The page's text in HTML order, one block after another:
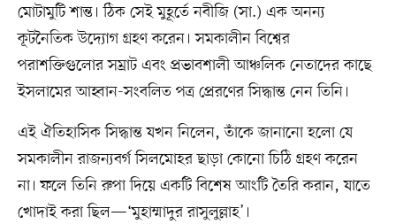
মোটামুটি শান্ত। ঠিক সেই মুহূর্তে নবীজি (সা.) এক অনন্য
কূটনৈতিক উদ্যোগ গ্রহণ করেন। সমকালীন বিশ্বের
পরাশক্তিগুলোর সম্রাট এবং প্রভাবশালী আঞ্চলিক নেতাদের কাছে
ইসলামের আহ্বান-সংবলিত পত্র প্রেরণের সিদ্ধান্ত নেন তিনি।
এই ঐতিহাসিক সিদ্ধান্ত যখন নিলেন, তাঁকে জানানো হলো যে
সমকালীন রাজন্যবর্গ সিলমোহর ছাড়া কোনো চিঠি গ্রহণ করেন
না। ফলে তিনি রুপা দিয়ে একটি বিশেষ আংটি তৈরি করান, যাতে
খোদাই করা ছিল—‘মুহাম্মাদুর রাসুলুল্লাহ’।